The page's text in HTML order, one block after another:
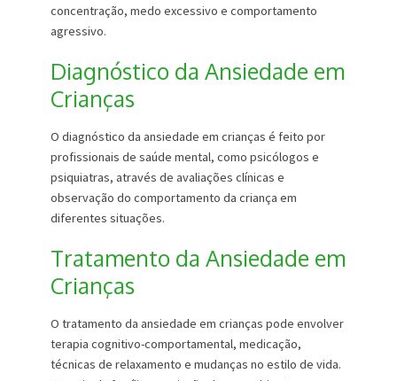
concentração, medo excessivo e comportamento
agressivo.
Diagnóstico da Ansiedade em
Crianças
O diagnóstico da ansiedade em crianças é feito por
profissionais de saúde mental, como psicólogos e
psiquiatras, através de avaliações clínicas e
observação do comportamento da criança em
diferentes situações.
Tratamento da Ansiedade em
Crianças
O tratamento da ansiedade em crianças pode envolver
terapia cognitivo-comportamental, medicação,
técnicas de relaxamento e mudanças no estilo de vida.